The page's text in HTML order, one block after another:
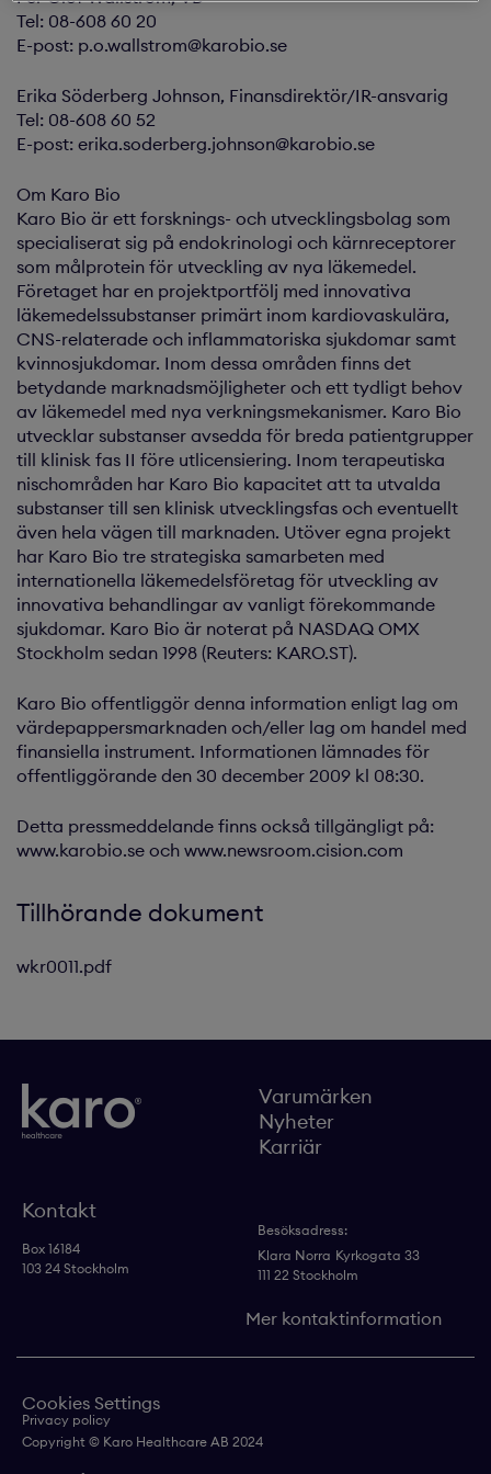
Tel: 08-608 60 20
E-post: p.o.wallstrom@karobio.se
Erika Söderberg Johnson, Finansdirektör/IR-ansvarig
Tel: 08-608 60 52
E-post: erika.soderberg.johnson@karobio.se
Om Karo Bio
Karo Bio är ett forsknings- och utvecklingsbolag som
specialiserat sig på endokrinologi och kärnreceptorer
som målprotein för utveckling av nya läkemedel.
Företaget har en projektportfölj med innovativa
läkemedelssubstanser primärt inom kardiovaskulära,
CNS-relaterade och inflammatoriska sjukdomar samt
kvinnosjukdomar. Inom dessa områden finns det
betydande marknadsmöjligheter och ett tydligt behov
av läkemedel med nya verkningsmekanismer. Karo Bio
utvecklar substanser avsedda för breda patientgrupper
till klinisk fas II före utlicensiering. Inom terapeutiska
nischområden har Karo Bio kapacitet att ta utvalda
substanser till sen klinisk utvecklingsfas och eventuellt
även hela vägen till marknaden. Utöver egna projekt
har Karo Bio tre strategiska samarbeten med
internationella läkemedelsföretag för utveckling av
innovativa behandlingar av vanligt förekommande
sjukdomar. Karo Bio är noterat på NASDAQ OMX
Stockholm sedan 1998 (Reuters: KARO.ST).
Karo Bio offentliggör denna information enligt lag om
värdepappersmarknaden och/eller lag om handel med
finansiella instrument. Informationen lämnades för
offentliggörande den 30 december 2009 kl 08:30.
Detta pressmeddelande finns också tillgängligt på:
www.karobio.se och www.newsroom.cision.com
Tillhörande dokument
wkr0011.pdf
Varumärken
Nyheter
Karriär
Kontakt
Box 16184
103 24 Stockholm
Besöksadress:
Klara Norra Kyrkogata 33
111 22 Stockholm
Mer kontaktinformation
Cookies Settings
Privacy policy
Copyright © Karo Healthcare AB 2024